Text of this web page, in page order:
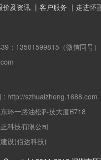
价及资讯 客户服务 走进怀
；13501599815（微信同号）
: http://szhuaizheng.1688.com
环一路油松科技大厦B718
科技有限公司
设(佰达科技)